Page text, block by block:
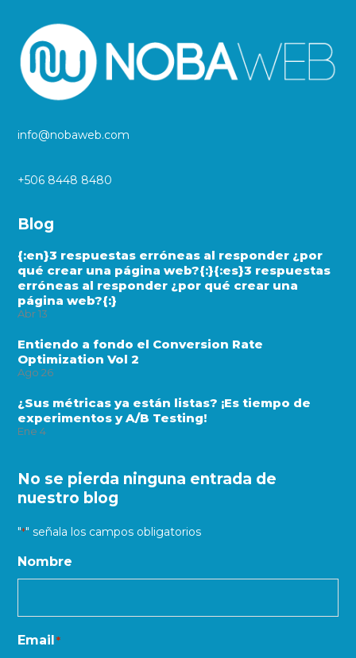
info@nobaweb.com
+506 8448 8480
Blog
{:en}3 respuestas erróneas al responder ¿por
qué crear una página web?{:}{:es}3 respuestas
erróneas al responder ¿por qué crear una
página web?{:}
Abr 13
Entiendo a fondo el Conversion Rate
Optimization Vol 2
Ago 26
¿Sus métricas ya están listas? ¡Es tiempo de
experimentos y A/B Testing!
Ene 4
No se pierda ninguna entrada de
nuestro blog
"*" señala los campos obligatorios
Nombre
Email *